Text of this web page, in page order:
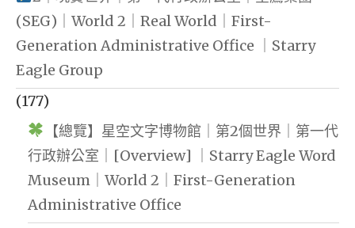
(SEG)｜World 2｜Real World｜First-
Generation Administrative Office ｜Starry
Eagle Group
(177)
【總覽】星空文字博物館｜第2個世界｜第一代
行政辦公室｜[Overview] ｜Starry Eagle Word
Museum｜World 2｜First-Generation
Administrative Office